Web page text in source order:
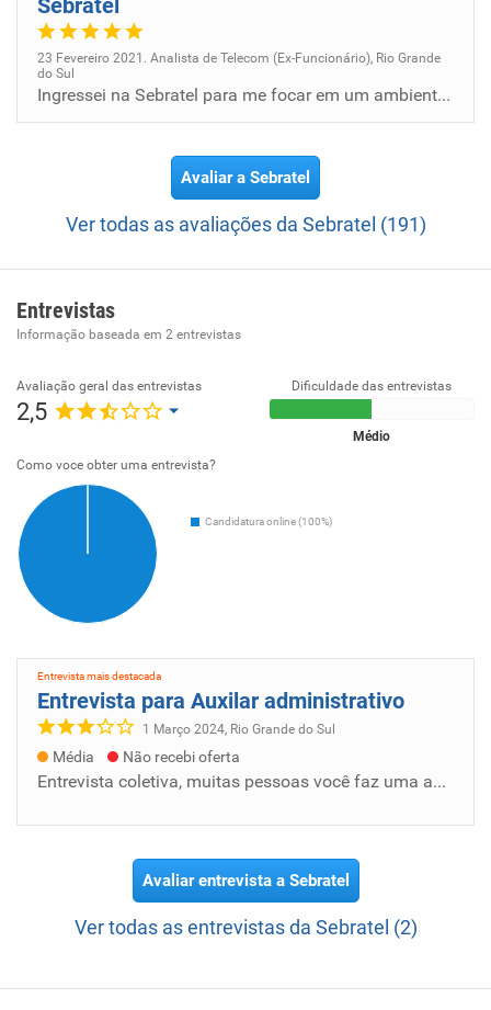
Sebratel
23 Fevereiro 2021. Analista de Telecom (Ex-Funcionário), Rio Grande
do Sul
Ingressei na Sebratel para me focar em um ambiente de um só provedor, onde aprendi muito sobre processos internos dentro...
Avaliar a Sebratel
Ver todas as avaliações da Sebratel (191)
Entrevistas
Informação baseada em 2 entrevistas
Avaliação geral das entrevistas
2,5
Dificuldade das entrevistas
Médio
Como voce obter uma entrevista?
Candidatura online (100%)
Entrevista mais destacada
Entrevista para Auxilar administrativo
1 Março 2024, Rio Grande do Sul
Média Não recebi oferta
Entrevista coletiva, muitas pessoas você faz uma apresentação e os que são selecionados passam para uma segunda etapa de entrevista individu...
Avaliar entrevista a Sebratel
Ver todas as entrevistas da Sebratel (2)